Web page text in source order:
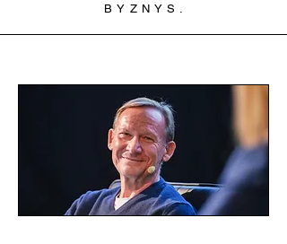
BYZNYS.